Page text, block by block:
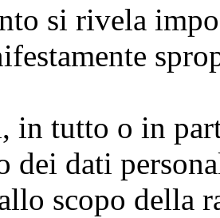
si rivela
in tutto o in
dei dati
scopo della